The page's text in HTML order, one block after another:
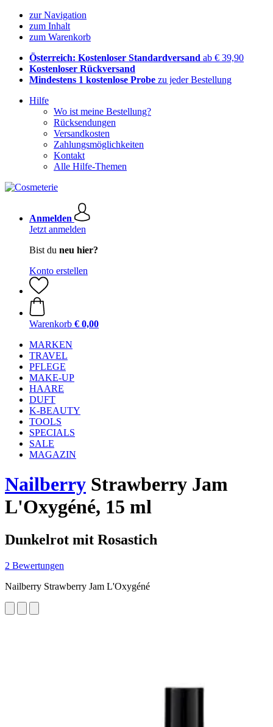
zur Navigation
zum Inhalt
zum Warenkorb
Österreich: Kostenloser Standardversand ab € 39,90
Kostenloser Rückversand
Mindestens 1 kostenlose Probe zu jeder Bestellung
Hilfe
Wo ist meine Bestellung?
Rücksendungen
Versandkosten
Zahlungsmöglichkeiten
Kontakt
Alle Hilfe-Themen
Anmelden
Jetzt anmelden
Bist du neu hier?
Konto erstellen
Warenkorb € 0,00
MARKEN
TRAVEL
PFLEGE
MAKE-UP
HAARE
DUFT
K-BEAUTY
TOOLS
SPECIALS
SALE
MAGAZIN
Nailberry Strawberry Jam
L'Oxygéné, 15 ml
Dunkelrot mit Rosastich
2 Bewertungen
Nailberry Strawberry Jam L'Oxygéné